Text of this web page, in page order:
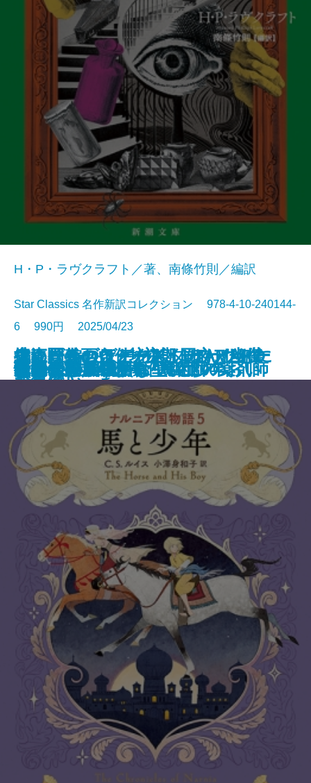
ナルニア国物語6 魔術師のおい
ゆるやかに生贄は
町内会死者蘇生事件
荒地の家族
鬼にきんつば─坊主と同心、幽世
しらべ─
大江戸春画ウォーズ UTAMARO
伝
編めば編むほどわたしはわたしに
なっていった
捜査圏外の条件─初期ミステリ傑
作集(三)─
夏日狂想
チャールズ・デクスター・ウォー
ド事件
H・P・ラヴクラフト／著、南條竹則／編訳
Star Classics 名作新訳コレクション 978-4-10-240144-
6 990円 2025/04/23
文庫電子書籍あり
ナルニア国物語5 馬と少年
罪の水際
あやかしの仇討ち 幽世の薬剤師
街とその不確かな壁〔上〕
街とその不確かな壁〔下〕
天路の旅人〔上〕
天路の旅人〔下〕
怪物
田沼と蔦重
ヤクザの子